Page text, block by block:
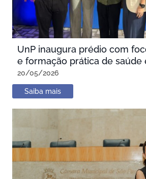
UnP inaugura prédio com
e formação prática de saúde
20/05/2026
Saiba mais